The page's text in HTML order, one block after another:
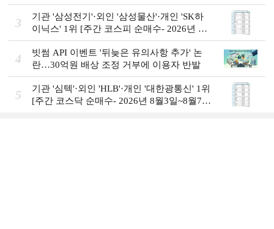
3
기관 '삼성전기'·외인 '삼성물산'·개인 'SK하
이닉스' 1위 [주간 코스피 순매수- 2026년 8
월3일~8월7일]
4
빗썸 API 이벤트 '뒤늦은 유의사항 추가' 논
란…30억원 배상 조정 거부에 이용자 반발
5
기관 '심텍'·외인 'HLB'·개인 '대한광통신' 1위
[주간 코스닥 순매수- 2026년 8월3일~8월7